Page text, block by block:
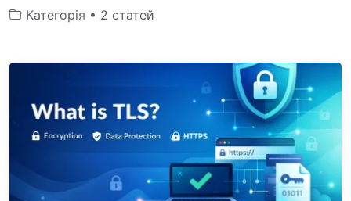
Категорія • 2 статей